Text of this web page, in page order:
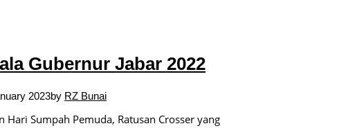
Gubernur Jabar 2022
2023by RZ Bunai
Hari Sumpah Pemuda, Ratusan Crosser yang